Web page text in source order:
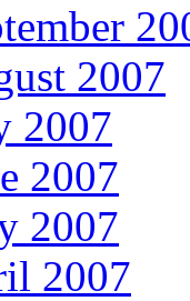
2007
2007
2007
2007
2007